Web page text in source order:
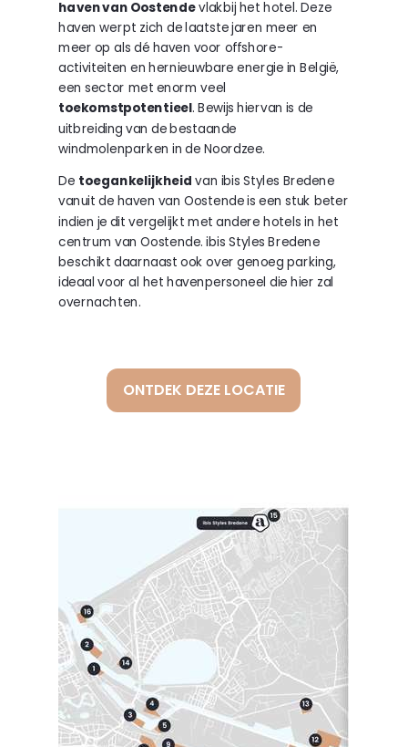
haven van Oostendevlakbij het hotel. Deze
haven werpt zich de laatste jaren meer en
meer op als dé haven voor offshore-
activiteiten en hernieuwbare energie in België,
een sector met enorm veel
toekomstpotentieel. Bewijs hiervan is de
uitbreiding van de bestaande
windmolenparken in de Noordzee.
De toegankelijkheid van ibis Styles Bredene
vanuit de haven van Oostende is een stuk beter
indien je dit vergelijkt met andere hotels in het
centrum van Oostende. ibis Styles Bredene
beschikt daarnaast ook over genoeg parking,
ideaal voor al het havenpersoneel die hier zal
overnachten.
ONTDEK DEZE LOCATIE